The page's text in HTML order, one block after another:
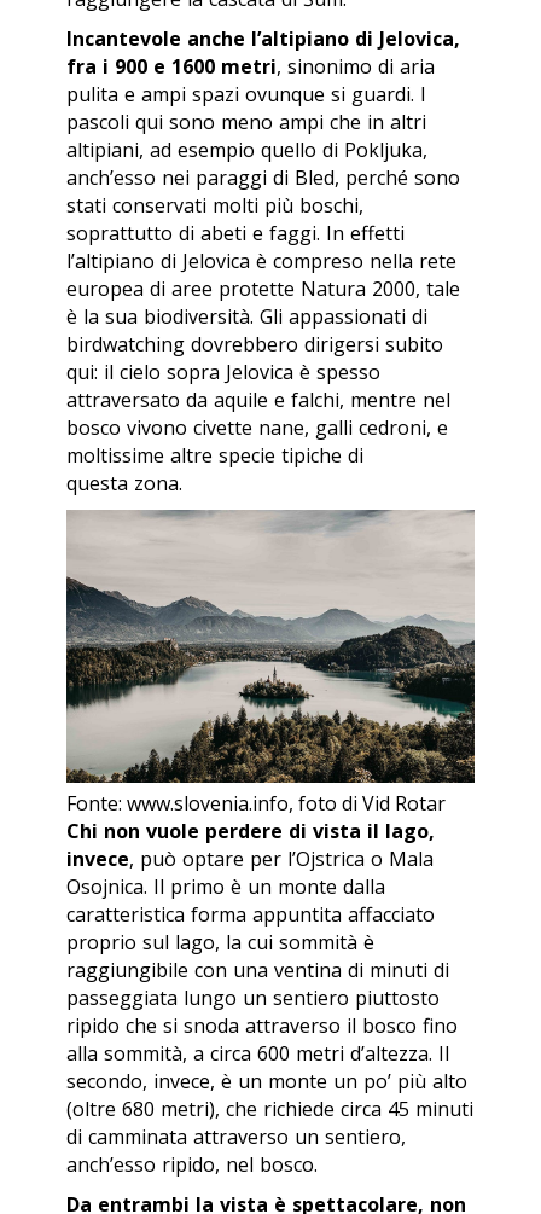
Incantevole anche l’altipiano di Jelovica,
fra i 900 e 1600 metri, sinonimo di aria
pulita e ampi spazi ovunque si guardi. I
pascoli qui sono meno ampi che in altri
altipiani, ad esempio quello di Pokljuka,
anch’esso nei paraggi di Bled, perché sono
stati conservati molti più boschi,
soprattutto di abeti e faggi. In effetti
l’altipiano di Jelovica è compreso nella rete
europea di aree protette Natura 2000, tale
è la sua biodiversità. Gli appassionati di
birdwatching dovrebbero dirigersi subito
qui: il cielo sopra Jelovica è spesso
attraversato da aquile e falchi, mentre nel
bosco vivono civette nane, galli cedroni, e
moltissime altre specie tipiche di
questa zona.
Fonte: www.slovenia.info, foto di Vid Rotar
Chi non vuole perdere di vista il lago,
invece, può optare per l’Ojstrica o Mala
Osojnica. Il primo è un monte dalla
caratteristica forma appuntita affacciato
proprio sul lago, la cui sommità è
raggiungibile con una ventina di minuti di
passeggiata lungo un sentiero piuttosto
ripido che si snoda attraverso il bosco fino
alla sommità, a circa 600 metri d’altezza. Il
secondo, invece, è un monte un po’ più alto
(oltre 680 metri), che richiede circa 45 minuti
di camminata attraverso un sentiero,
anch’esso ripido, nel bosco.
Da entrambi la vista è spettacolare, non